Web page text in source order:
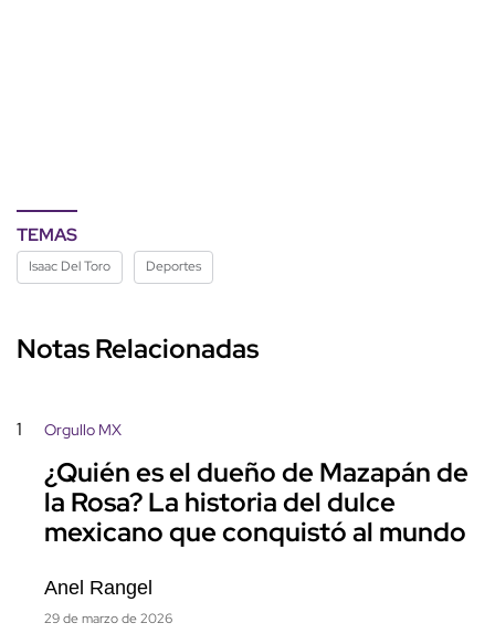
TEMAS
Isaac Del Toro Deportes
Notas Relacionadas
1 Orgullo MX
¿Quién es el dueño de Mazapán de
la Rosa? La historia del dulce
mexicano que conquistó al mundo
Anel Rangel
29 de marzo de 2026